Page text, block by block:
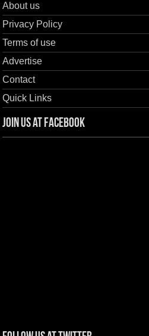
About us
Privacy Policy
Terms of use
Advertise
Contact
Quick Links
Join us at Facebook